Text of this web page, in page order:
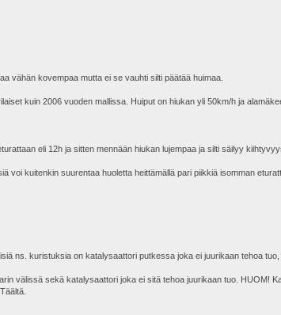
vähän kovempaa mutta ei se vauhti silti päätää huimaa.
kuin 2006 vuoden mallissa. Huiput on hiukan yli 50km/h ja
eli 12h ja sitten mennään hiukan lujempaa ja silti säilyy
kuitenkin suurentaa huoletta heittämällä pari piikkiä isomman
ns. kuristuksia on katalysaattori putkessa joka ei juurikaan tehoa
välissä sekä katalysaattori joka ei sitä tehoa juurikaan tuo. HUOM!